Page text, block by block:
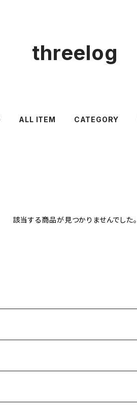
threelog
ALL ITEM CATEGORY
該当する商品が見つかりませんでした。